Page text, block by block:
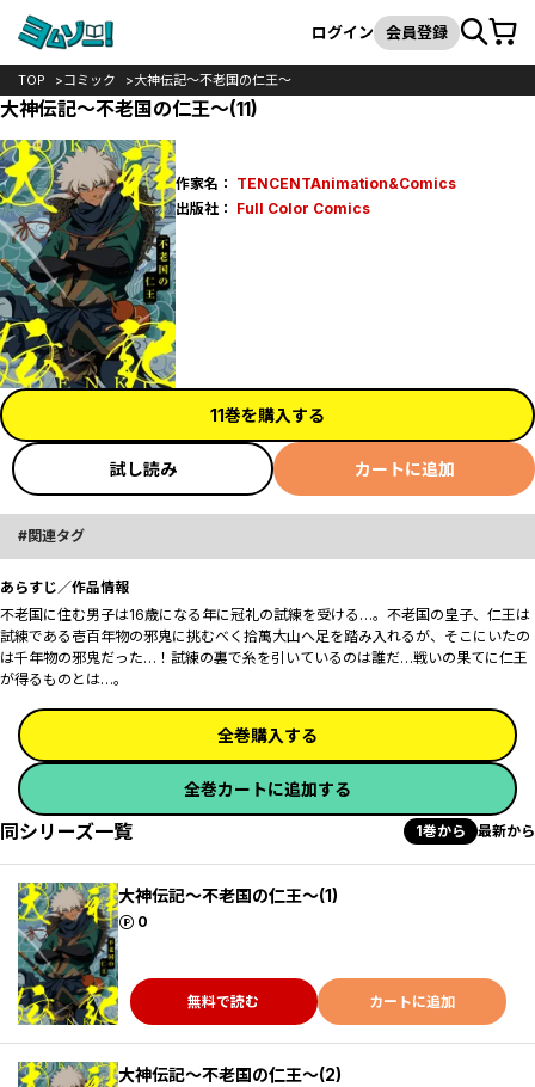
検索
ログイン 会員登録カート
TOP コミック 大神伝記～不老国の仁王～
大神伝記～不老国の仁王～(11)
作家名： TENCENTAnimation&Comics
出版社： Full Color Comics
11巻を購入する
試し読み カートに追加
関連タグ
あらすじ／作品情報
不老国に住む男子は16歳になる年に冠礼の試練を受ける…。不老国の皇子、仁王は
試練である壱百年物の邪鬼に挑むべく拾萬大山へ足を踏み入れるが、そこにいたの
は千年物の邪鬼だった…！試練の裏で糸を引いているのは誰だ…戦いの果てに仁王
が得るものとは…。
全巻購入する
全巻カートに追加する
同シリーズ一覧 1巻から 最新から
大神伝記～不老国の仁王～(1)
0
ポイント
無料で読む カートに追加
大神伝記～不老国の仁王～(2)